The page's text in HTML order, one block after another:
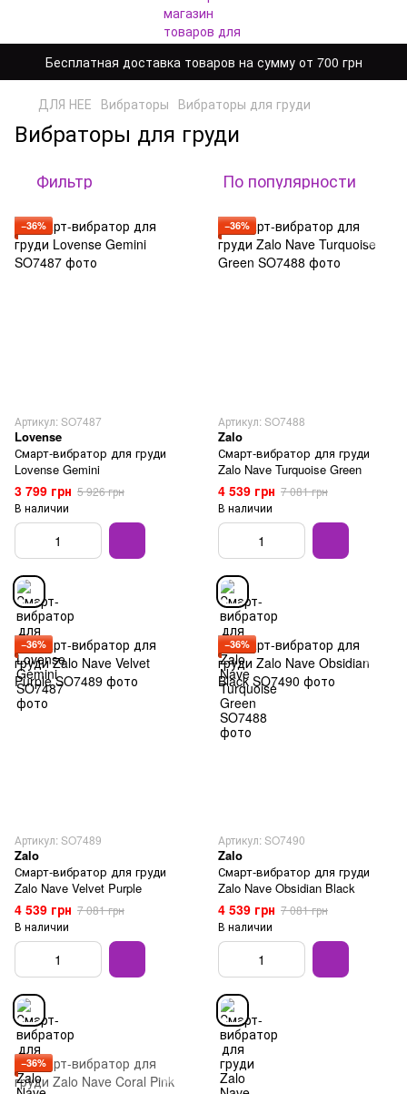
Бесплатная доставка товаров на сумму от 700 грн
ДЛЯ НЕЕ Вибраторы Вибраторы для груди
Вибраторы для груди
Фильтр По популярности
−36%
Артикул: SO7487
Lovense
Смарт-вибратор для груди
Lovense Gemini
3 799 грн 5 926 грн
В наличии
−36%
Артикул: SO7488
Zalo
Смарт-вибратор для груди
Zalo Nave Turquoise Green
4 539 грн 7 081 грн
В наличии
−36%
Артикул: SO7489
Zalo
Смарт-вибратор для груди
Zalo Nave Velvet Purple
4 539 грн 7 081 грн
В наличии
−36%
Артикул: SO7490
Zalo
Смарт-вибратор для груди
Zalo Nave Obsidian Black
4 539 грн 7 081 грн
В наличии
−36%